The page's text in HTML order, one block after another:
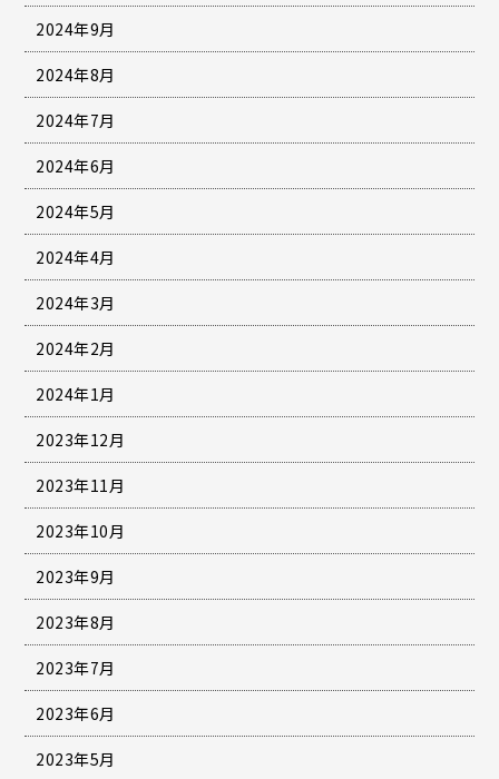
2024年9月
2024年8月
2024年7月
2024年6月
2024年5月
2024年4月
2024年3月
2024年2月
2024年1月
2023年12月
2023年11月
2023年10月
2023年9月
2023年8月
2023年7月
2023年6月
2023年5月